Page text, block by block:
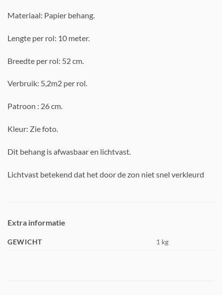
Materiaal: Papier behang.
Lengte per rol: 10 meter.
Breedte per rol: 52 cm.
Verbruik: 5,2m2 per rol.
Patroon : 26 cm.
Kleur: Zie foto.
Dit behang is afwasbaar en lichtvast.
Lichtvast betekend dat het door de zon niet snel verkleurd
Extra informatie
GEWICHT 1 kg